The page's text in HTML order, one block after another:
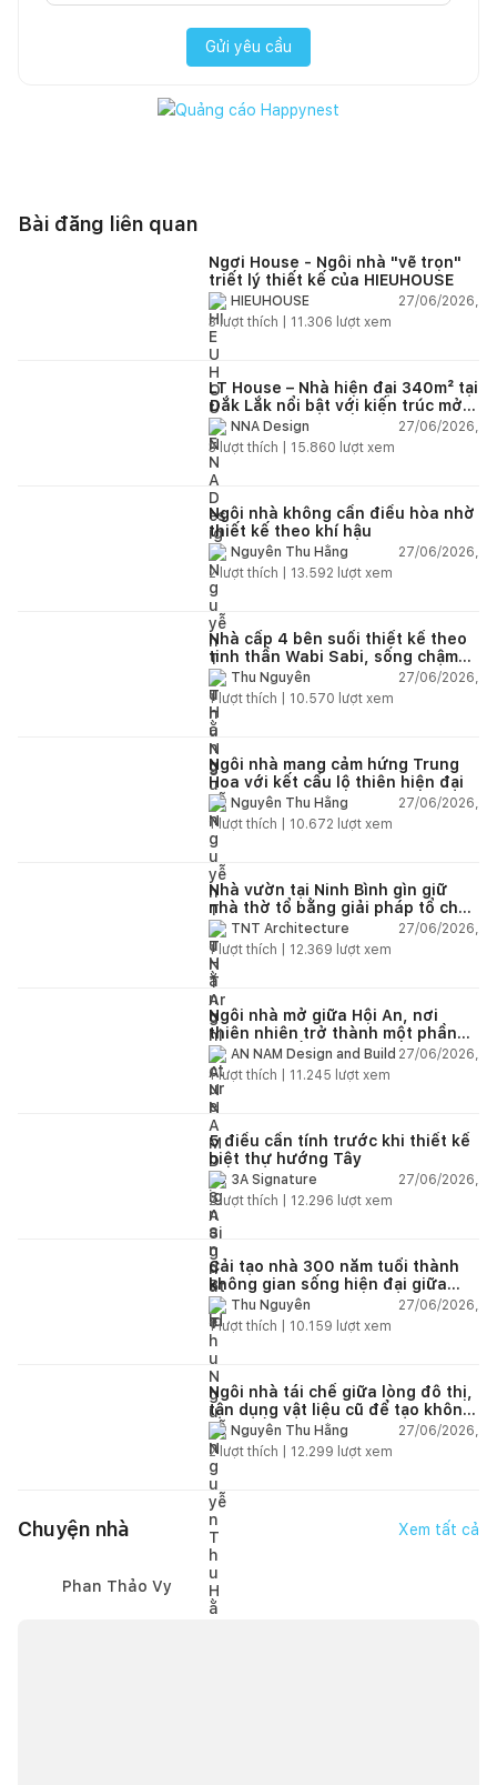
Gửi yêu cầu
Bài đăng liên quan
Ngơi House - Ngôi nhà "vẽ trọn"
triết lý thiết kế của HIEUHOUSE
HIEUHOUSE
27/06/2026,
3lượt thích | 11.306 lượt xem
LT House – Nhà hiện đại 340m² tại
Đắk Lắk nổi bật với kiến trúc mở
và hệ sân vườn kết nối thiên
nhiên
NNA Design
27/06/2026,
3lượt thích | 15.860 lượt xem
Ngôi nhà không cần điều hòa nhờ
thiết kế theo khí hậu
Nguyễn Thu Hằng
27/06/2026,
2lượt thích | 13.592 lượt xem
Nhà cấp 4 bên suối thiết kế theo
tinh thần Wabi Sabi, sống chậm
giữa thiên nhiên
Thu Nguyễn
27/06/2026,
1lượt thích | 10.570 lượt xem
Ngôi nhà mang cảm hứng Trung
Hoa với kết cấu lộ thiên hiện đại
Nguyễn Thu Hằng
27/06/2026,
1lượt thích | 10.672 lượt xem
Nhà vườn tại Ninh Bình gìn giữ
nhà thờ tổ bằng giải pháp tổ chức
lại không gian
TNT Architecture
27/06/2026,
1lượt thích | 12.369 lượt xem
Ngôi nhà mở giữa Hội An, nơi
thiên nhiên trở thành một phần
của cuộc sống
AN NAM Design and Build 27/06/2026,
1lượt thích | 11.245 lượt xem
5 điều cần tính trước khi thiết kế
biệt thự hướng Tây
3A Signature
27/06/2026,
2lượt thích | 12.296 lượt xem
Cải tạo nhà 300 năm tuổi thành
không gian sống hiện đại giữa
thiên nhiên
Thu Nguyễn
27/06/2026,
1lượt thích | 10.159 lượt xem
Ngôi nhà tái chế giữa lòng đô thị,
tận dụng vật liệu cũ để tạo không
gian sống linh hoạt
Nguyễn Thu Hằng
27/06/2026,
2lượt thích | 12.299 lượt xem
Chuyện nhà Xem tất cả
Phan Thảo Vy